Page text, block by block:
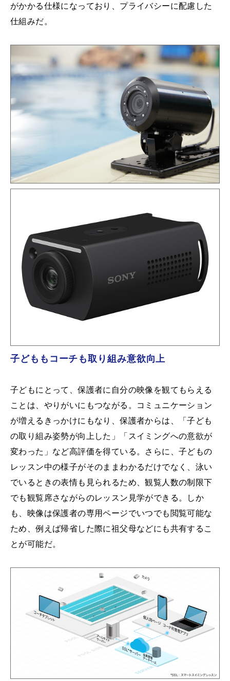
がかかる仕様になっており、プライバシーに配慮した
仕組みだ。
子どももコーチも取り組み意欲向上
子どもにとって、保護者に自分の映像を観てもらえる
ことは、やりがいにもつながる。コミュニケーション
が増えるきっかけにもなり、保護者からは、「子ども
の取り組み姿勢が向上した」「スイミングへの意欲が
変わった」など高評価を得ている。さらに、子どもの
レッスン中の様子がそのままわかるだけでなく、泳い
でいるときの表情も見られるため、観覧人数の制限下
でも観覧席さながらのレッスン見学ができる。しか
も、映像は保護者の専用ページでいつでも閲覧可能な
ため、例えば帰省した際に祖父母などにも共有するこ
とが可能だ。